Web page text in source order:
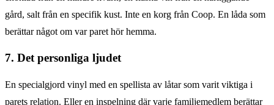
gård, salt från en specifik kust. Inte en korg från Coop. En låda som
berättar något om var paret hör hemma.
7. Det personliga ljudet
En specialgjord vinyl med en spellista av låtar som varit viktiga i
parets relation. Eller en inspelning där varje familjemedlem berättar